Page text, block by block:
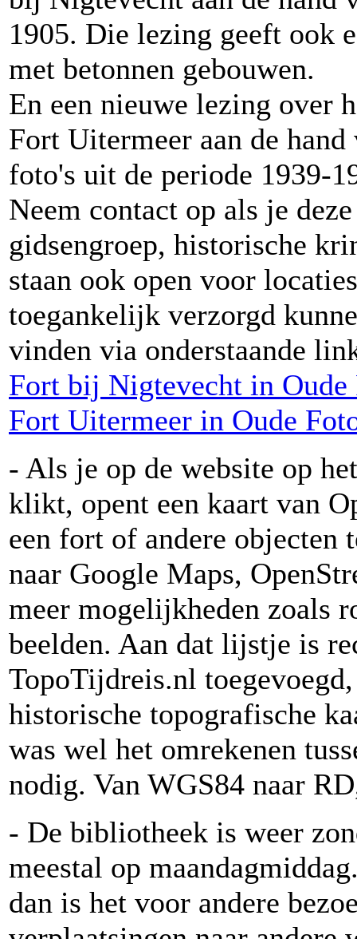
1905. Die lezing geeft ook
met betonnen gebouwen.
En een nieuwe lezing over
Fort Uitermeer aan de
foto's uit de periode 1939-
Neem contact op als je
gidsengroep, historische
staan ook open voor
toegankelijk verzorgd
vinden via onderstaande
Fort bij Nigtevecht in Oude
Fort Uitermeer in Oude
- Als je op de website op
klikt, opent een kaart van
een fort of andere objecten
naar Google Maps,
meer mogelijkheden zoals
beelden. Aan dat lijstje is
TopoTijdreis.nl
historische topografische
was wel het omrekenen
nodig. Van WGS84 naar
- De bibliotheek is weer
meestal op
dan is het voor andere